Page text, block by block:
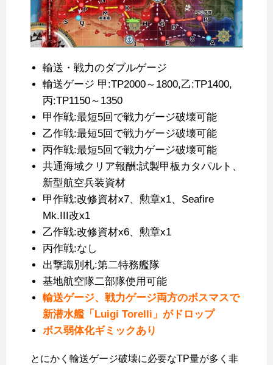
輸送・戦力のダブルゲージ
輸送ゲージ 甲:TP2000～1800,乙:TP1400,
丙:TP1150～1350
甲作戦:最短5回で戦力ゲージ破壊可能
乙作戦:最短5回で戦力ゲージ破壊可能
丙作戦:最短5回で戦力ゲージ破壊可能
共通海域クリア報酬:試製甲板カタパルト、
新型航空兵装資材
甲作戦:改修資材x7、勲章x1、Seafire
Mk.III改x1
乙作戦:改修資材x6、勲章x1
丙作戦:なし
出撃識別札:第二特務艦隊
基地航空隊二部隊使用可能
輸送ゲージ、戦力ゲージ両方のボスマスで
新潜水艦「Luigi Torelli」がドロップ
ボス弱体化ギミックあり
とにかく輸送ゲージ破壊に必要なTP量が多く非